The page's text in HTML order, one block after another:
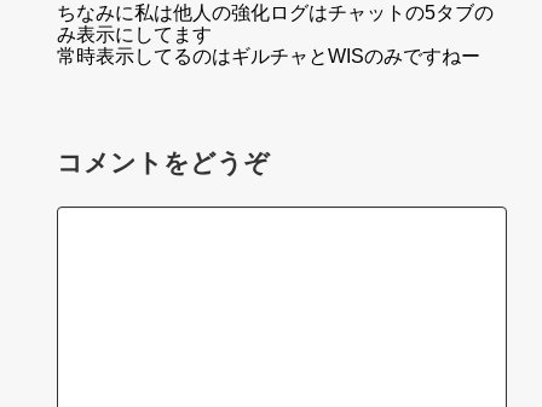
ちなみに私は他人の強化ログはチャットの5タブの
み表示にしてます
常時表示してるのはギルチャとWISのみですねー
コメントをどうぞ